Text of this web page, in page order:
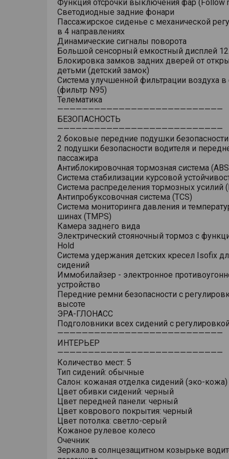
Функция отсрочки выключения фар (Follow
Светодиодные задние фонари
Пассажирское сиденье с механической
в 4 направлениях
Динамические сигналы поворота
Большой сенсорный емкостный дисплей
Блокировка замков задних дверей от
детьми (детский замок)
Система улучшенной фильтрации воздуха в
(фильтр N95)
Телематика
———————————————————————————
БЕЗОПАСНОСТЬ
———————————————————————————
2 боковые передние подушки безопасности
2 подушки безопасности водителя и
пассажира
Антиблокировочная тормозная система
Система стабилизации курсовой
Система распределения тормозных усилий
Антипробуксовочная система (TCS)
Система мониторинга давления и
шинах (TMPS)
Камера заднего вида
Электрический стояночный тормоз с
Hold
Система удержания детских кресел Isofix
сидений
Иммобилайзер - электронное
устройство
Передние ремни безопасности с
высоте
ЭРА-ГЛОНАСС
Подголовники всех сидений с
———————————————————————————
ИНТЕРЬЕР
———————————————————————————
Количество мест: 5
Тип сидений: обычные
Салон: кожаная отделка сидений (эко-кожа)
Цвет обивки сидений: черный
Цвет передней панели: черный
Цвет коврового покрытия: черный
Цвет потолка: светло-серый
Кожаное рулевое колесо
Очечник
Зеркало в солнцезащитном козырьке